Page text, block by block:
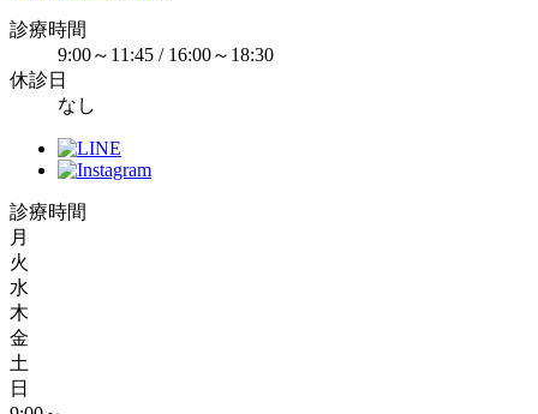
診療時間
9:00～11:45 / 16:00～18:30
休診日
なし
診療時間
月
火
水
木
金
土
日